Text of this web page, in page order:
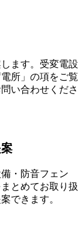
ます。受変電設
所」の項をご覧
い合わせくださ
・防音フェン
とめてお取り扱
できます。